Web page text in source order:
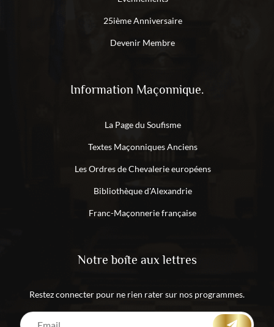
25ième Anniversaire
Devenir Membre
Information Maçonnique.
La Page du Soufisme
Textes Maçonniques Anciens
Les Ordres de Chevalerie européens
Bibliothèque d'Alexandrie
Franc-Maçonnerie française
Notre boîte aux lettres
Restez connecter pour ne rien rater sur nos programmes.